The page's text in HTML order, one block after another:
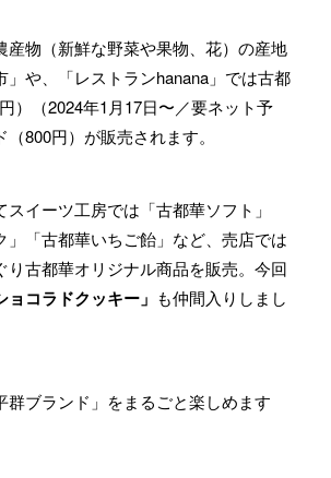
産物（新鮮な野菜や果物、花）の産地
」や、「レストランhanana」では古都
）
（2024年1月17日〜／要ネット予
800円）が販売されます。
スイーツ工房では 「古都華ソフト 」
」「古都華いちご飴」など、 売店では
り古都華オリジナル商品を販売。今回
ョコラドクッキー」 も仲間入りしまし
群ブランド」をまるごと楽しめます